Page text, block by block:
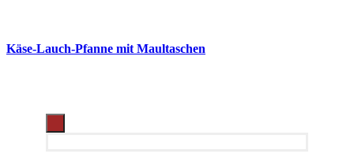
Käse-Lauch-Pfanne mit Maultaschen